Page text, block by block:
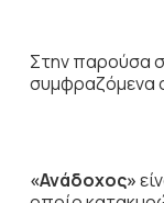
Στην παρούσα
συμφραζόμενα
«Ανάδοχος»